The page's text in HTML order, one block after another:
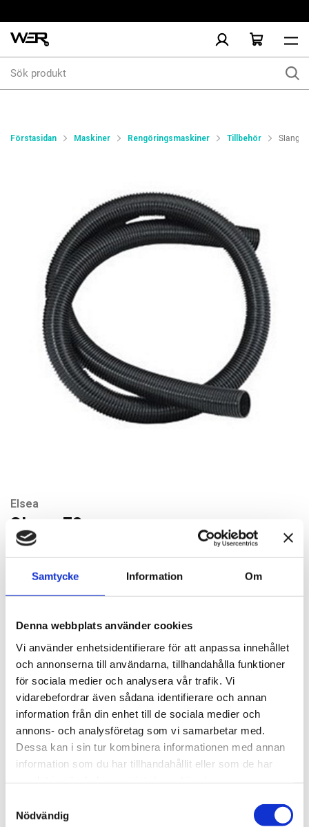
Samtycke Information Om
Denna webbplats använder cookies
Vi använder enhetsidentifierare för att anpassa innehållet
och annonserna till användarna, tillhandahålla funktioner
för sociala medier och analysera vår trafik. Vi
vidarebefordrar även sådana identifierare och annan
information från din enhet till de sociala medier och
annons- och analysföretag som vi samarbetar med.
Dessa kan i sin tur kombinera informationen med annan
information som du har tillhandahållit eller som de har
Nödvändig
produkt
Förstasidan Maskiner Rengöringsmaskiner Tillbehör Slang
Elsea
Slang 36mm
705 kr
st Lägg i varukorgen
Finns i lager
Beskrivning